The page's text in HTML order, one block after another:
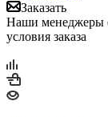
Заказать
Наши менеджеры
условия заказа